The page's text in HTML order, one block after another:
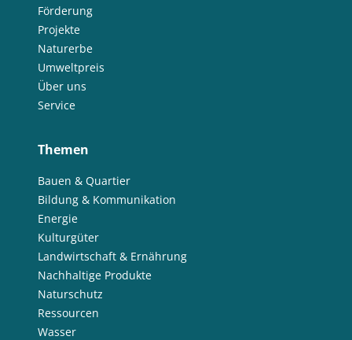
Förderung
Projekte
Naturerbe
Umweltpreis
Über uns
Service
Themen
Bauen & Quartier
Bildung & Kommunikation
Energie
Kulturgüter
Landwirtschaft & Ernährung
Nachhaltige Produkte
Naturschutz
Ressourcen
Wasser